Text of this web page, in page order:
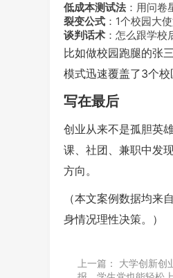
低成本测试法：用问卷
裂变公式 ：1个校园大
谈判话术 ：怎么跟学
比如做校园跑腿的张
模式迅速覆盖了3个校
写在最后
创业从来不是孤胆英
课、社团、兼职中发
方向。
（本文案例数据均
身情况理性决策。）
上一篇：
大学创新创